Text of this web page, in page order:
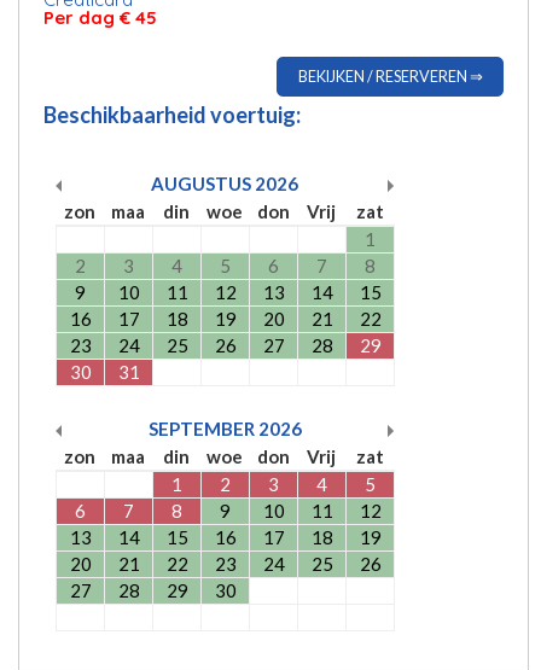
Per dag € 45
BEKIJKEN / RESERVEREN ⇒
Beschikbaarheid voertuig:
AUGUSTUS 2026
zon
maa din woe don Vrij
zat
1
2
3 4 5 6 7
8
9
10 11 12 13 14
15
16
17 18 19 20 21
22
23
24 25 26 27 28
29
30
31
SEPTEMBER 2026
zon
maa din woe don Vrij
zat
1
2 3 4
5
6
7 8 9 10 11
12
13
14 15 16 17 18
19
20
21 22 23 24 25
26
27
28 29 30